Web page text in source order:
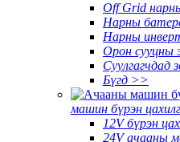
Off Grid
Нарны
Нарны
Орон сууцны
Суулгагчдад
Бүгд >>
машин бүрэн
12V бүрэн
24V ачааны